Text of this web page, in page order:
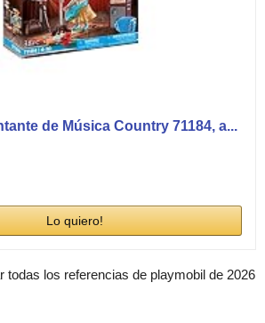
de Música Country 71184, a...
Lo quiero!
todas los referencias de playmobil de 2026